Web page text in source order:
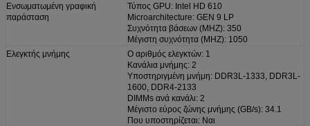
Ενσωματωμένη γραφική
παράσταση
Τύπος GPU: Intel HD 610
Microarchitecture: GEN 9 LP
Συχνότητα βάσεων (MHZ): 350
Μέγιστη συχνότητα (MHZ): 1050
Ελεγκτής μνήμης
Ο αριθμός ελεγκτών: 1
Κανάλια μνήμης: 2
Υποστηριγμένη μνήμη: DDR3L-1333, DDR3L-
1600, DDR4-2133
DIMMs ανά κανάλι: 2
Μέγιστο εύρος ζώνης μνήμης (GB/s): 34.1
Που υποστηρίζεται: Ναι